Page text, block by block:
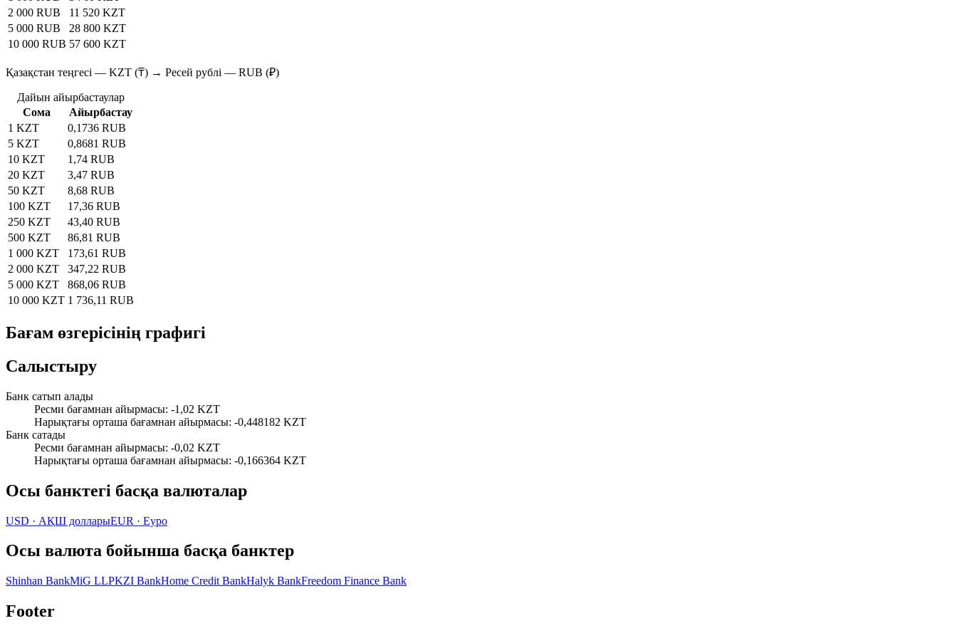
2 000 RUB
11 520 KZT
5 000 RUB
28 800 KZT
10 000 RUB 57 600 KZT
Қазақстан теңгесі — KZT (₸) → Ресей рублі — RUB (₽)
Дайын айырбастаулар
Сома
Айырбастау
1 KZT
0,1736 RUB
5 KZT
0,8681 RUB
10 KZT
1,74 RUB
20 KZT
3,47 RUB
50 KZT
8,68 RUB
100 KZT
17,36 RUB
250 KZT
43,40 RUB
500 KZT
86,81 RUB
1 000 KZT
173,61 RUB
2 000 KZT
347,22 RUB
5 000 KZT
868,06 RUB
10 000 KZT 1 736,11 RUB
Бағам өзгерісінің графигі
Салыстыру
Банк сатып алады
Ресми бағамнан айырмасы: -1,02 KZT
Нарықтағы орташа бағамнан айырмасы: -0,448182 KZT
Банк сатады
Ресми бағамнан айырмасы: -0,02 KZT
Нарықтағы орташа бағамнан айырмасы: -0,166364 KZT
Осы банктегі басқа валюталар
USD · АҚШ долларыEUR · Еуро
Осы валюта бойынша басқа банктер
Shinhan BankMiG LLPKZI BankHome Credit BankHalyk BankFreedom Finance Bank
Footer